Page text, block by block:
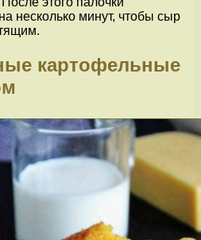
несколько минут, чтобы сыр
картофельные